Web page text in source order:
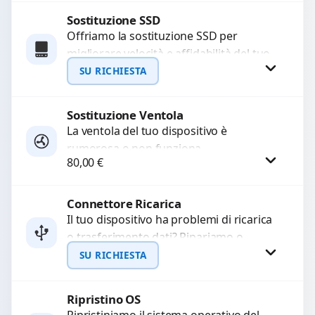
Procedi
Sostituzione SSD
Offriamo la sostituzione SSD per
migliorare velocità e affidabilità del tuo
dispositivo. In caso di
malfunzionamento, recuperiamo i dati
SU RICHIESTA
Richiedi Preventivo
Sostituzione Ventola
La ventola del tuo dispositivo è
rumorosa o non funziona
correttamente? Offriamo la sostituzione
garantiti...
80,00€
Procedi
Connettore Ricarica
Il tuo dispositivo ha problemi di ricarica
o trasferimento dati? Ripariamo o
sostituiamo connettori di ricarica guasti,
rotti, allentati, danneggiati,...
SU RICHIESTA
Richiedi Preventivo
Ripristino OS